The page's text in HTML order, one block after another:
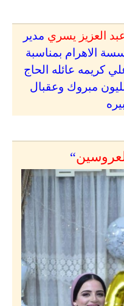
العزيز يسريمدير
الاهرام بمناسبة
كريمه عائله الحاج
مبروك وعقبال
“